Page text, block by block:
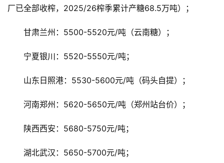
厂已全部收榨，2025/26榨季累计产糖68.5万吨）；
甘肃兰州：5500-5520元/吨（云南糖）；
宁夏银川：5520-5550元/吨；
山东日照港：5530-5600元/吨（码头自提）；
河南郑州：5620-5650元/吨（郑州站台价）；
陕西西安：5680-5750元/吨；
湖北武汉：5650-5700元/吨；